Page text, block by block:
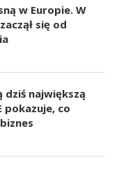
w Europie. W
się od
dziś największą
pokazuje, co